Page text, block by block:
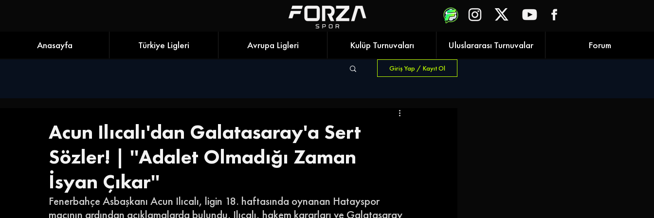
Anasayfa Türkiye Ligleri Avrupa Ligleri Kulüp Turnuvaları Uluslararası Turnuvalar Forum
Giriş Yap / Kayıt Ol
Acun Ilıcalı'dan Galatasaray'a Sert
Sözler! | ''Adalet Olmadığı Zaman
İsyan Çıkar''
Fenerbahçe Asbaşkanı Acun Ilıcalı, ligin 18. haftasında oynanan Hatayspor
maçının ardından açıklamalarda bulundu. Ilıcalı, hakem kararları ve Galatasaray